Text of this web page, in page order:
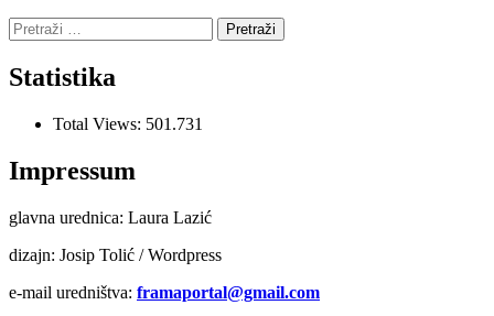
Pretraži:
Statistika
Total Views: 501.731
Impressum
glavna urednica: Laura Lazić
dizajn: Josip Tolić / Wordpress
e-mail uredništva: framaportal@gmail.com